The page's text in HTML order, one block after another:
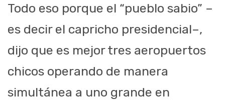
Todo eso porque el “pueblo sabio” –
es decir el capricho presidencial–,
dijo que es mejor tres aeropuertos
chicos operando de manera
simultánea a uno grande en